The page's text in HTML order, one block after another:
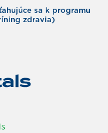
sa k programu
zdravia)